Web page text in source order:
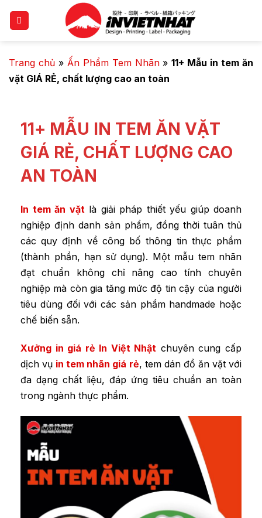
Trang chủ» Ấn Phẩm Tem Nhãn»11+ Mẫu in tem ăn
vặt GIÁ RẺ, chất lượng cao an toàn
11+ MẪU IN TEM ĂN VẶT
GIÁ RẺ, CHẤT LƯỢNG CAO
AN TOÀN
In tem ăn vặtlà giải pháp thiết yếu giúp doanh
nghiệp định danh sản phẩm, đồng thời tuân thủ
các quy định về công bố thông tin thực phẩm
(thành phần, hạn sử dụng). Một mẫu tem nhãn
đạt chuẩn không chỉ nâng cao tính chuyên
nghiệp mà còn gia tăng mức độ tin cậy của người
tiêu dùng đối với các sản phẩm handmade hoặc
chế biến sẵn.
Xưởng in giá rẻ In Việt Nhật chuyên cung cấp
dịch vụ in tem nhãn giá rẻ, tem dán đồ ăn vặt với
đa dạng chất liệu, đáp ứng tiêu chuẩn an toàn
trong ngành thực phẩm.